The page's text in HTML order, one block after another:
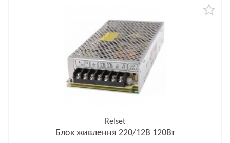
Relset
Блок живлення 220/12В 120Вт